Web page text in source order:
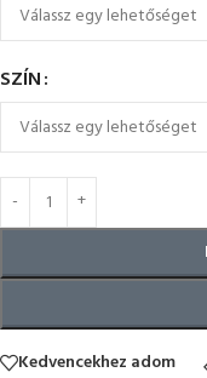
SZÍN
Kedvencekhez adom